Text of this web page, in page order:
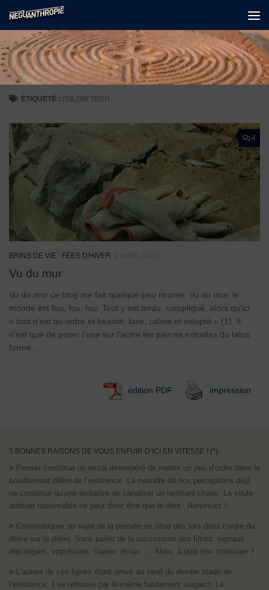
Skip to content
ÉTIQUETÉ : (S)LOW TECH
4
BRINS DE VIE FÉES D'HIVER
Vu du mur
Vu du mur ce blog me fait quelque peu ricaner. Vu du mur, le
monde est fou, fou, fou. Tout y est tordu, compliqué, alors qu’ici
« tout n’est qu’ordre et beauté, luxe, calme et volupté » (1). Il
n’est que de poser l’une sur l’autre les pierres extraites du talus
formé...
édition PDF impression
5 BONNES RAISONS DE VOUS ENFUIR D’ICI EN VITESSE ! (*)
> Penser constitue un essai désespéré de mettre un peu d’ordre dans le
bouillonnant délire de l’existence. La moindre de nos perceptions déjà
ne constitue qu’une tentative de canaliser un terrifiant chaos. La seule
attitude raisonnable ne peut donc être que le déni. Renoncez !
> Communiquer au sujet de la pensée se situe dès lors dans l’ordre du
délire sur le délire. Sans parler de la succession des filtres: signaux
électriques, impulsions, clavier, écran, … Alors, à quoi bon continuer ?
> L’auteur de ces lignes étant arrivé au seuil du dernier stade de
l’existence, il se retrouve par là-même hautement suspect. Le